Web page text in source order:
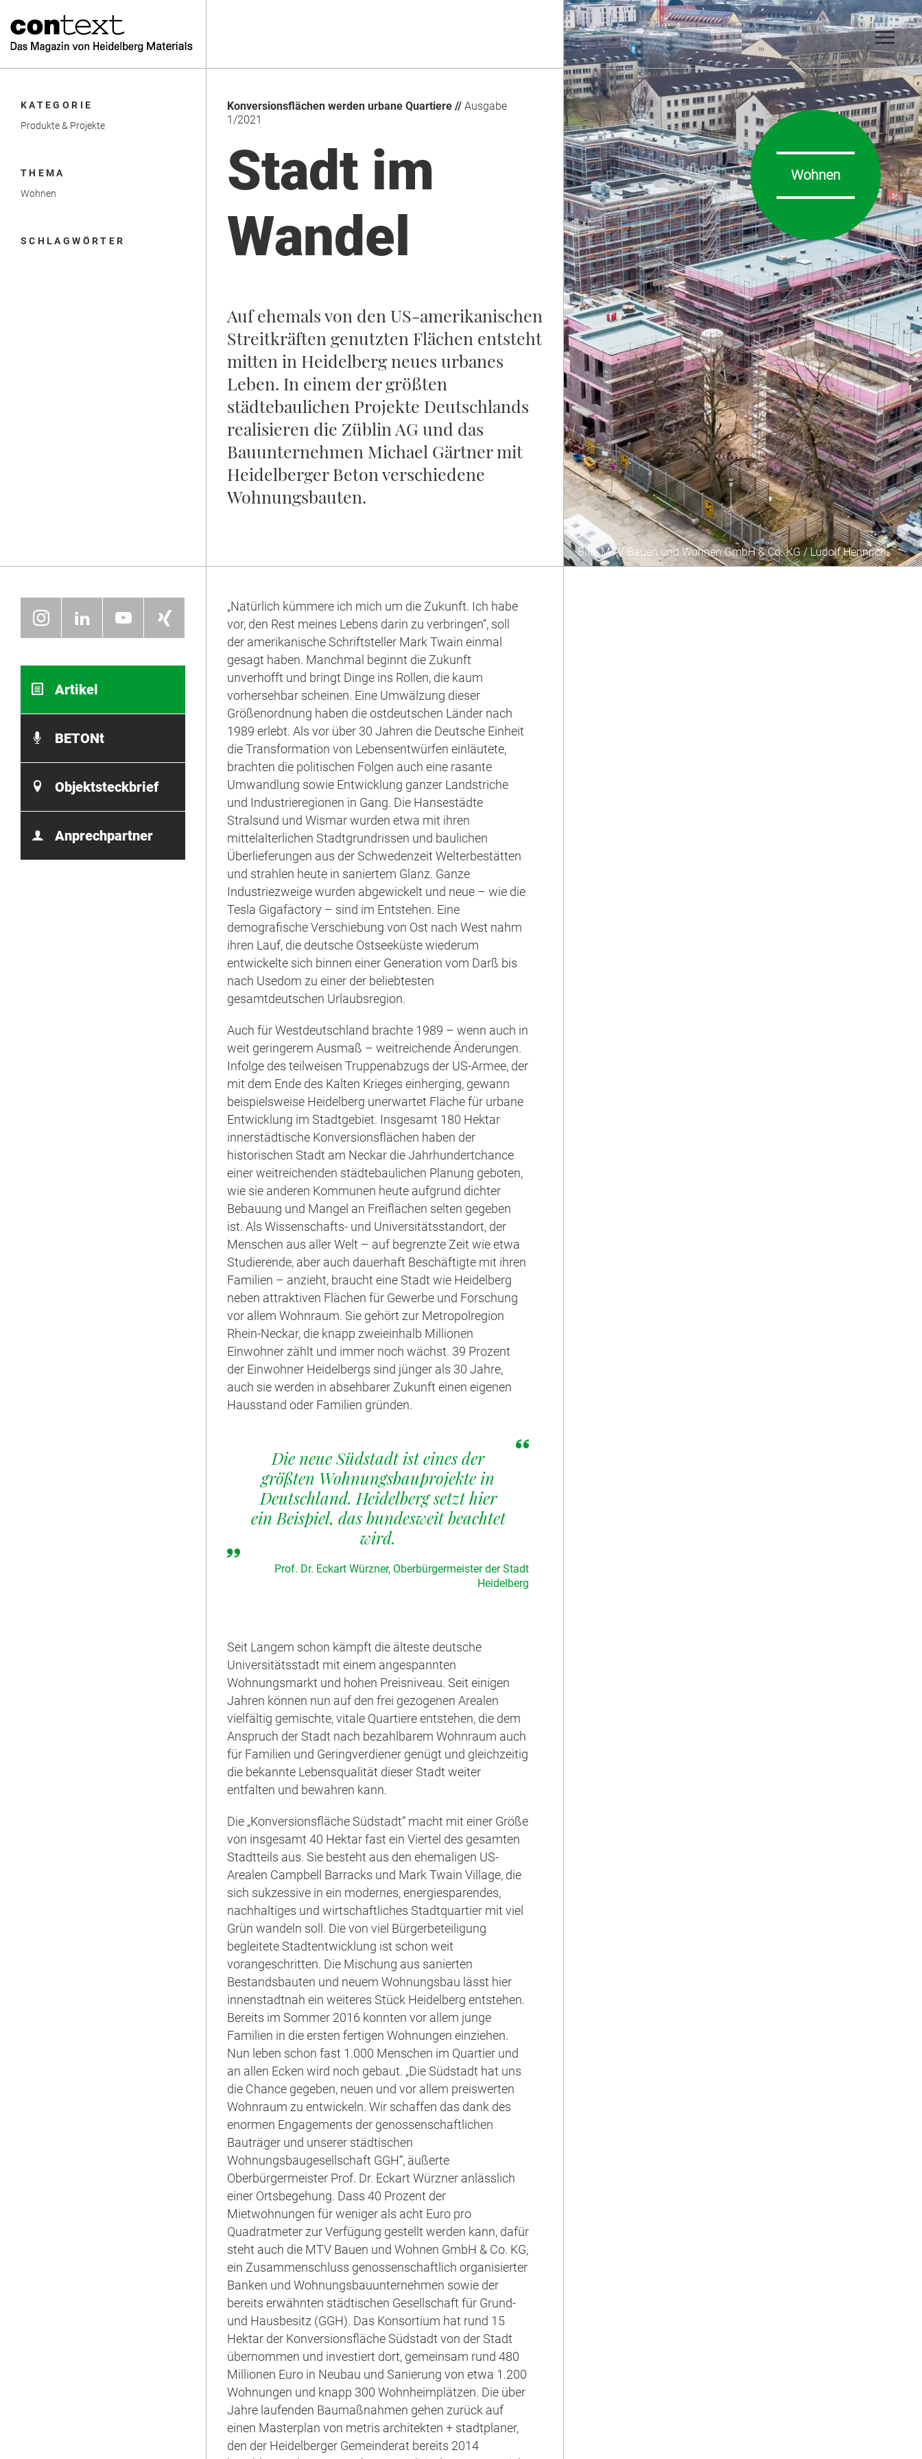
KATEGORIE
Produkte & Projekte
THEMA
Wohnen
SCHLAGWÖRTER
Konversionsflächen werden urbane Quartiere // Ausgabe
1/2021
Stadt im
Wandel
Auf ehemals von den US-amerikanischen
Streitkräften genutzten Flächen entsteht
mitten in Heidelberg neues urbanes
Leben. In einem der größten
städtebaulichen Projekte Deutschlands
realisieren die Züblin AG und das
Bauunternehmen Michael Gärtner mit
Heidelberger Beton verschiedene
Wohnungsbauten.
Wohnen
Bild: MTV Bauen und Wohnen GmbH & Co. KG / Ludolf Hennrich
Artikel
BETONt
Objektsteckbrief
Anprechpartner
„Natürlich kümmere ich mich um die Zukunft. Ich habe
vor, den Rest meines Lebens darin zu verbringen“, soll
der amerikanische Schriftsteller Mark Twain einmal
gesagt haben. Manchmal beginnt die Zukunft
unverhofft und bringt Dinge ins Rollen, die kaum
vorhersehbar scheinen. Eine Umwälzung dieser
Größenordnung haben die ostdeutschen Länder nach
1989 erlebt. Als vor über 30 Jahren die Deutsche Einheit
die Transformation von Lebensentwürfen einläutete,
brachten die politischen Folgen auch eine rasante
Umwandlung sowie Entwicklung ganzer Landstriche
und Industrieregionen in Gang. Die Hansestädte
Stralsund und Wismar wurden etwa mit ihren
mittelalterlichen Stadtgrundrissen und baulichen
Überlieferungen aus der Schwedenzeit Welterbestätten
und strahlen heute in saniertem Glanz. Ganze
Industriezweige wurden abgewickelt und neue – wie die
Tesla Gigafactory – sind im Entstehen. Eine
demografische Verschiebung von Ost nach West nahm
ihren Lauf, die deutsche Ostseeküste wiederum
entwickelte sich binnen einer Generation vom Darß bis
nach Usedom zu einer der beliebtesten
gesamtdeutschen Urlaubsregion.
Auch für Westdeutschland brachte 1989 – wenn auch in
weit geringerem Ausmaß – weitreichende Änderungen.
Infolge des teilweisen Truppenabzugs der US-Armee, der
mit dem Ende des Kalten Krieges einherging, gewann
beispielsweise Heidelberg unerwartet Fläche für urbane
Entwicklung im Stadtgebiet. Insgesamt 180 Hektar
innerstädtische Konversionsflächen haben der
historischen Stadt am Neckar die Jahrhundertchance
einer weitreichenden städtebaulichen Planung geboten,
wie sie anderen Kommunen heute aufgrund dichter
Bebauung und Mangel an Freiflächen selten gegeben
ist. Als Wissenschafts- und Universitätsstandort, der
Menschen aus aller Welt – auf begrenzte Zeit wie etwa
Studierende, aber auch dauerhaft Beschäftigte mit ihren
Familien – anzieht, braucht eine Stadt wie Heidelberg
neben attraktiven Flächen für Gewerbe und Forschung
vor allem Wohnraum. Sie gehört zur Metropolregion
Rhein-Neckar, die knapp zweieinhalb Millionen
Einwohner zählt und immer noch wächst. 39 Prozent
der Einwohner Heidelbergs sind jünger als 30 Jahre,
auch sie werden in absehbarer Zukunft einen eigenen
Hausstand oder Familien gründen.
Die neue Südstadt ist eines der
größten Wohnungsbauprojekte in
Deutschland. Heidelberg setzt hier
ein Beispiel, das bundesweit beachtet
wird.
Prof. Dr. Eckart Würzner, Oberbürgermeister der Stadt
Heidelberg
Seit Langem schon kämpft die älteste deutsche
Universitätsstadt mit einem angespannten
Wohnungsmarkt und hohen Preisniveau. Seit einigen
Jahren können nun auf den frei gezogenen Arealen
vielfältig gemischte, vitale Quartiere entstehen, die dem
Anspruch der Stadt nach bezahlbarem Wohnraum auch
für Familien und Geringverdiener genügt und gleichzeitig
die bekannte Lebensqualität dieser Stadt weiter
entfalten und bewahren kann.
Die „Konversionsfläche Südstadt“ macht mit einer Größe
von insgesamt 40 Hektar fast ein Viertel des gesamten
Stadtteils aus. Sie besteht aus den ehemaligen US-
Arealen Campbell Barracks und Mark Twain Village, die
sich sukzessive in ein modernes, energiesparendes,
nachhaltiges und wirtschaftliches Stadtquartier mit viel
Grün wandeln soll. Die von viel Bürgerbeteiligung
begleitete Stadtentwicklung ist schon weit
vorangeschritten. Die Mischung aus sanierten
Bestandsbauten und neuem Wohnungsbau lässt hier
innenstadtnah ein weiteres Stück Heidelberg entstehen.
Bereits im Sommer 2016 konnten vor allem junge
Familien in die ersten fertigen Wohnungen einziehen.
Nun leben schon fast 1.000 Menschen im Quartier und
an allen Ecken wird noch gebaut. „Die Südstadt hat uns
die Chance gegeben, neuen und vor allem preiswerten
Wohnraum zu entwickeln. Wir schaffen das dank des
enormen Engagements der genossenschaftlichen
Bauträger und unserer städtischen
Wohnungsbaugesellschaft GGH“, äußerte
Oberbürgermeister Prof. Dr. Eckart Würzner anlässlich
einer Ortsbegehung. Dass 40 Prozent der
Mietwohnungen für weniger als acht Euro pro
Quadratmeter zur Verfügung gestellt werden kann, dafür
steht auch die MTV Bauen und Wohnen GmbH & Co. KG,
ein Zusammenschluss genossenschaftlich organisierter
Banken und Wohnungsbauunternehmen sowie der
bereits erwähnten städtischen Gesellschaft für Grund-
und Hausbesitz (GGH). Das Konsortium hat rund 15
Hektar der Konversionsfläche Südstadt von der Stadt
übernommen und investiert dort, gemeinsam rund 480
Millionen Euro in Neubau und Sanierung von etwa 1.200
Wohnungen und knapp 300 Wohnheimplätzen. Die über
Jahre laufenden Baumaßnahmen gehen zurück auf
einen Masterplan von metris architekten + stadtplaner,
den der Heidelberger Gemeinderat bereits 2014